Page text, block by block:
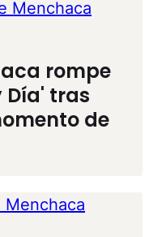
rompe
Día' tras
de